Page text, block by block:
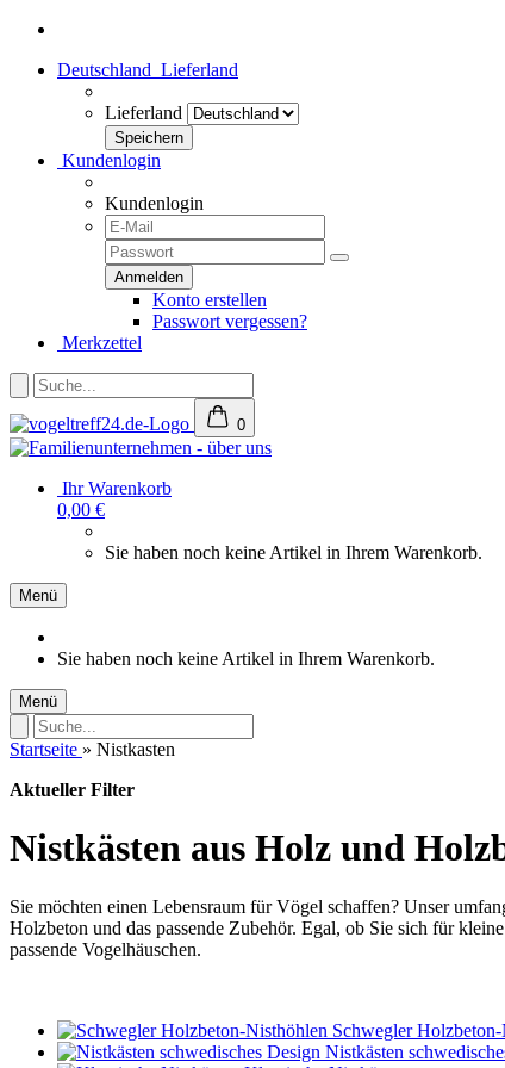
Deutschland Lieferland
Lieferland
Kundenlogin
Kundenlogin
Konto erstellen
Passwort vergessen?
Merkzettel
0
Ihr Warenkorb
0,00 €
Sie haben noch keine Artikel in Ihrem Warenkorb.
Menü
Sie haben noch keine Artikel in Ihrem Warenkorb.
Menü
Startseite » Nistkasten
Aktueller Filter
Nistkästen aus Holz und
Sie möchten einen Lebensraum für Vögel schaffen? Unser
Holzbeton und das passende Zubehör. Egal, ob Sie sich für
passende Vogelhäuschen.
Schwegler
Nistkästen